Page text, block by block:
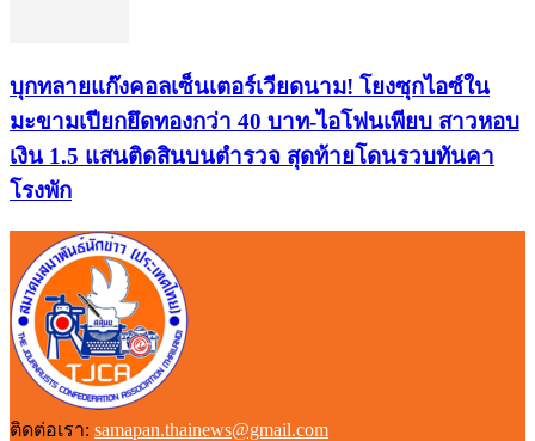
บุกทลายแก๊งคอลเซ็นเตอร์เวียดนาม! โยงซุกไอซ์ใน
มะขามเปียกยึดทองกว่า 40 บาท-ไอโฟนเพียบ สาวหอบ
เงิน 1.5 แสนติดสินบนตำรวจ สุดท้ายโดนรวบทันคา
โรงพัก
ติดต่อเรา: samapan.thainews@gmail.com